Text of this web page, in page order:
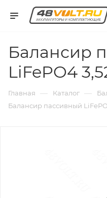
Балансир
LiFePO4
Главная — Каталог —
Балансир пассивный